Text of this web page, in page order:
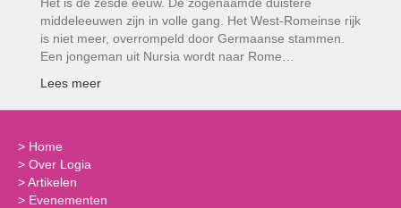
middeleeuwen zijn in volle gang. Het West-Romeinse rijk
is niet meer, overrompeld door Germaanse stammen.
Een jongeman uit Nursia wordt naar Rome…
Lees meer
> Home
> Over Logia
>Artikelen
> Evenementen